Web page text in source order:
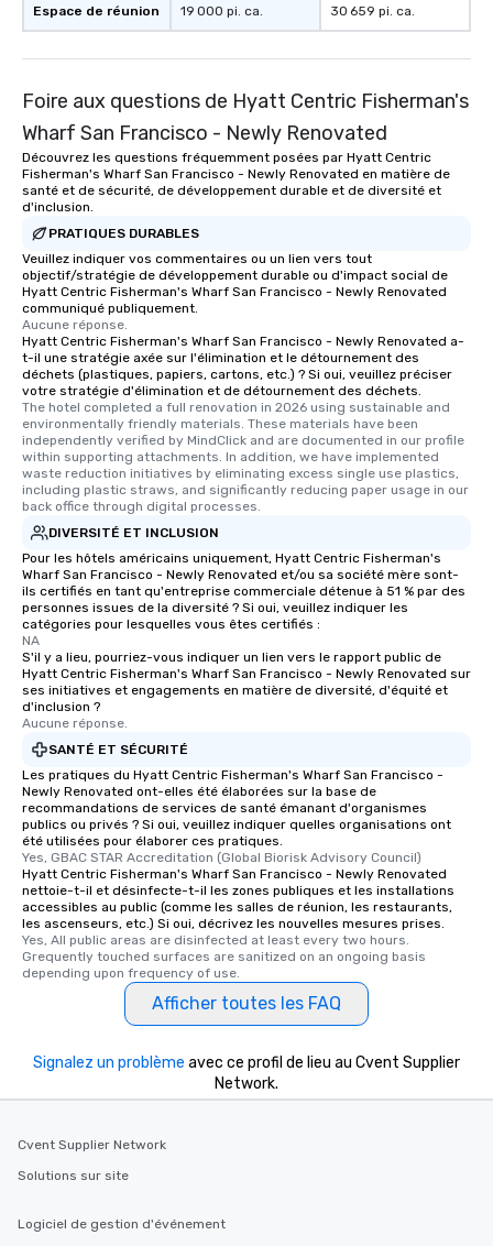
as well as an event
for groups that desire
experience, we can
glittering lights of The
Memorable
Smacking Foodie
to gather and dine
experienced, and all
last. It’s an
will reminisce about
One of the best
convenient and
experience is
restaurants are within
walking distance of
short stroll allows
members a chance to
networking
Our tours offer an
entertainment. All
knowledgeable,
offering engaging
fascinating stories.
Different Types of
experiences offer the
several renowned
and your guests
discovered otherwise
at a typical corporate
a way to try some of
in the city and dive
cuisines and dishes.
high standards to
delight any palate. Tours Available
group experience,
Espace de réunion 19 000 pi. ca. 30 659 pi. ca.
Foire aux questions de Hyatt Centric Fisherman's
Wharf San Francisco - Newly Renovated
Découvrez les questions fréquemment posées par Hyatt Centric
Fisherman's Wharf San Francisco - Newly Renovated en matière de
santé et de sécurité, de développement durable et de diversité et
d'inclusion.
PRATIQUES DURABLES
Veuillez indiquer vos commentaires ou un lien vers tout
objectif/stratégie de développement durable ou d'impact social de
Hyatt Centric Fisherman's Wharf San Francisco - Newly Renovated
communiqué publiquement.
Aucune réponse.
Hyatt Centric Fisherman's Wharf San Francisco - Newly Renovated a-
t-il une stratégie axée sur l'élimination et le détournement des
déchets (plastiques, papiers, cartons, etc.) ? Si oui, veuillez préciser
votre stratégie d'élimination et de détournement des déchets.
The hotel completed a full renovation in 2026 using sustainable and
environmentally friendly materials. These materials have been
independently verified by MindClick and are documented in our profile
within supporting attachments. In addition, we have implemented
waste reduction initiatives by eliminating excess single use plastics,
including plastic straws, and significantly reducing paper usage in our
back office through digital processes.
DIVERSITÉ ET INCLUSION
Pour les hôtels américains uniquement, Hyatt Centric Fisherman's
Wharf San Francisco - Newly Renovated et/ou sa société mère sont-
ils certifiés en tant qu'entreprise commerciale détenue à 51 % par des
personnes issues de la diversité ? Si oui, veuillez indiquer les
catégories pour lesquelles vous êtes certifiés :
NA
S'il y a lieu, pourriez-vous indiquer un lien vers le rapport public de
Hyatt Centric Fisherman's Wharf San Francisco - Newly Renovated sur
ses initiatives et engagements en matière de diversité, d'équité et
d'inclusion ?
Aucune réponse.
SANTÉ ET SÉCURITÉ
Les pratiques du Hyatt Centric Fisherman's Wharf San Francisco -
Newly Renovated ont-elles été élaborées sur la base de
recommandations de services de santé émanant d'organismes
publics ou privés ? Si oui, veuillez indiquer quelles organisations ont
été utilisées pour élaborer ces pratiques.
Yes, GBAC STAR Accreditation (Global Biorisk Advisory Council)
Hyatt Centric Fisherman's Wharf San Francisco - Newly Renovated
nettoie-t-il et désinfecte-t-il les zones publiques et les installations
accessibles au public (comme les salles de réunion, les restaurants,
les ascenseurs, etc.) Si oui, décrivez les nouvelles mesures prises.
Yes, All public areas are disinfected at least every two hours.
Grequently touched surfaces are sanitized on an ongoing basis
depending upon frequency of use.
Afficher toutes les FAQ
Signalez un problème avec ce profil de lieu au Cvent Supplier
Network.
Cvent Supplier Network
Solutions sur site
Logiciel de gestion d'événement